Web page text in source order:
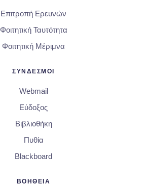
Επιτροπή Ερευνών
Φοιτητική Ταυτότητα
Φοιτητική Μέριμνα
ΣΥΝΔΕΣΜΟΙ
Webmail
Εύδοξος
Βιβλιοθήκη
Πυθία
Blackboard
ΒΟΗΘΕΙΑ